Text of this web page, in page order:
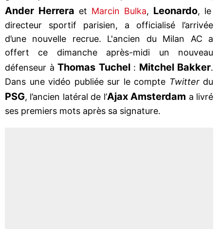
Ander Herrera et Marcin Bulka, Leonardo, le
directeur sportif parisien, a officialisé l’arrivée
d’une nouvelle recrue. L'ancien du Milan AC a
offert ce dimanche après-midi un nouveau
défenseur à Thomas Tuchel: Mitchel Bakker.
Dans une vidéo publiée sur le compte Twitterdu
PSG, l’ancien latéral de l’Ajax Amsterdam a livré
ses premiers mots après sa signature.